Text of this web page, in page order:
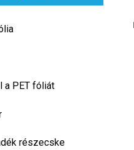
a PET fóliát
részecske